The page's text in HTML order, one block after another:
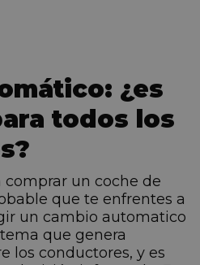
¿es
todos los
comprar un coche de
que te enfrentes a
un cambio automatico
que genera
los conductores, y es